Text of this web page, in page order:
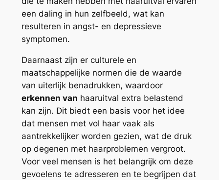
een daling in hun zelfbeeld, wat kan
resulteren in angst- en depressieve
symptomen.
Daarnaast zijn er culturele en
maatschappelijke normen die de waarde
van uiterlijk benadrukken, waardoor
erkennen van haaruitval extra belastend
kan zijn. Dit biedt een basis voor het idee
dat mensen met vol haar vaak als
aantrekkelijker worden gezien, wat de druk
op degenen met haarproblemen vergroot.
Voor veel mensen is het belangrijk om deze
gevoelens te adresseren en te begrijpen dat